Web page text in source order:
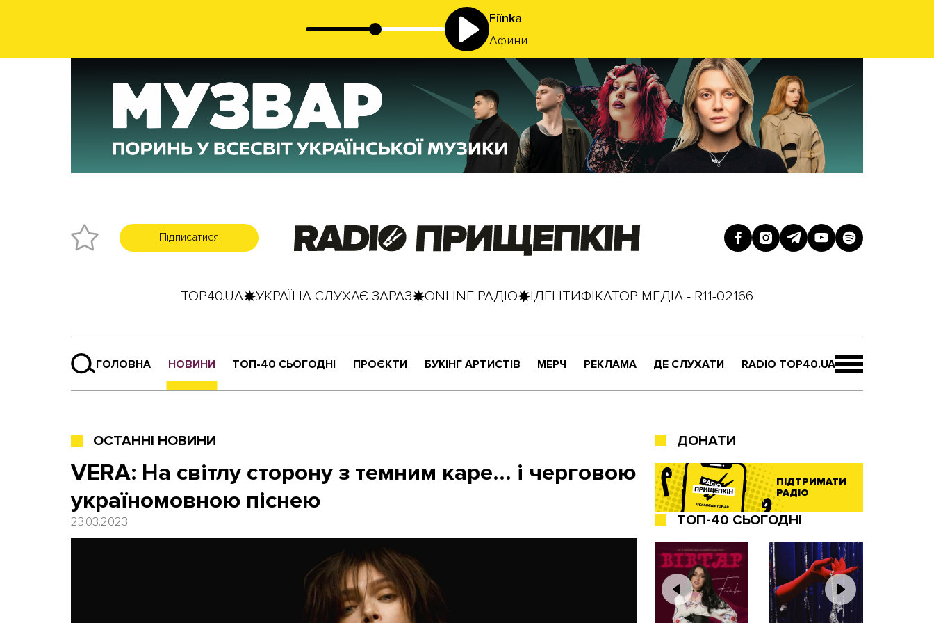
Fiїnka
Афини
Підписатися
TOP40.UA УКРАЇНА СЛУХАЄ ЗАРАЗ ONLINE РАДІО ІДЕНТИФІКАТОР МЕДІА - R11-02166
ГОЛОВНА НОВИНИ ТОП-40 СЬОГОДНІ ПРОЄКТИ
МУЗИЧНЕ РОЗПАКУВАННЯ
БУКІНГ АРТИСТІВ МЕРЧ РЕКЛАМА ДЕ СЛУХАТИ RADIO TOP40.UA
ОСТАННІ НОВИНИ
VERA: На світлу сторону з темним каре... і черговою
україномовною піснею
23.03.2023
ДОНАТИ
ПІДТРИМАТИ
РАДІО
ТОП-40 СЬОГОДНІ